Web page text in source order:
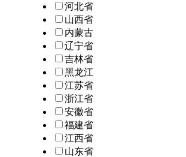
河北省
山西省
内蒙古
辽宁省
吉林省
黑龙江
江苏省
浙江省
安徽省
福建省
江西省
山东省